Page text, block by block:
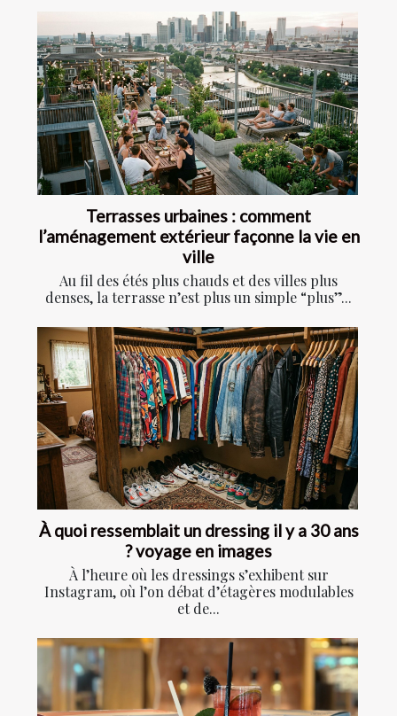
Terrasses urbaines : comment
l’aménagement extérieur façonne la vie en
ville
Au fil des étés plus chauds et des villes plus
denses, la terrasse n’est plus un simple “plus”...
À quoi ressemblait un dressing il y a 30 ans
? voyage en images
À l’heure où les dressings s’exhibent sur
Instagram, où l’on débat d’étagères modulables
et de...